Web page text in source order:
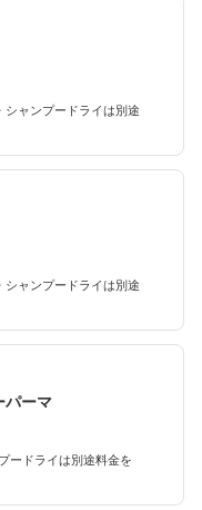
ャンプードライは別途
ャンプードライは別途
パーマ
ードライは別途料金を